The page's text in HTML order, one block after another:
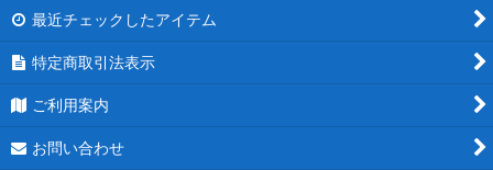
最近チェックしたアイテム
特定商取引法表示
ご利用案内
お問い合わせ